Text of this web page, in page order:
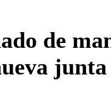
de